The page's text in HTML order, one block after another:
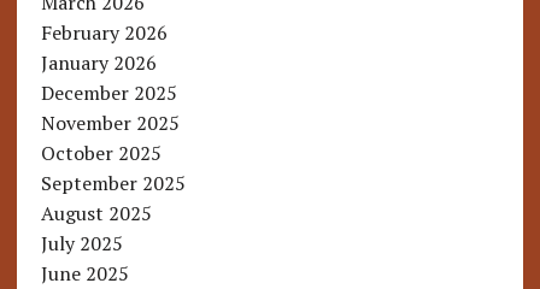
February 2026
January 2026
December 2025
November 2025
October 2025
September 2025
August 2025
July 2025
June 2025